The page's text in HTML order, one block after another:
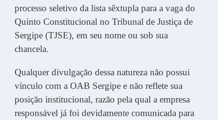
processo seletivo da lista sêxtupla para a vaga do
Quinto Constitucional no Tribunal de Justiça de
Sergipe (TJSE), em seu nome ou sob sua
chancela.
Qualquer divulgação dessa natureza não possui
vínculo com a OAB Sergipe e não reflete sua
posição institucional, razão pela qual a empresa
responsável já foi devidamente comunicada para